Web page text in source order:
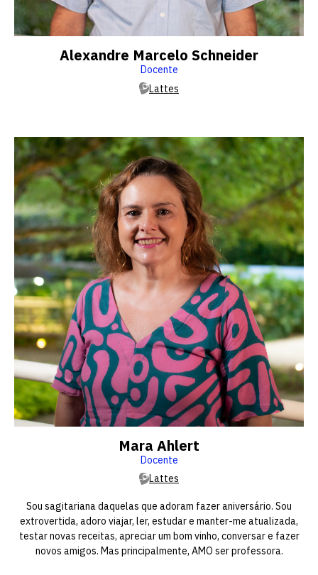
Alexandre Marcelo Schneider
Docente
Lattes
Mara Ahlert
Docente
Lattes
Sou sagitariana daquelas que adoram fazer aniversário. Sou
extrovertida, adoro viajar, ler, estudar e manter-me atualizada,
testar novas receitas, apreciar um bom vinho, conversar e fazer
novos amigos. Mas principalmente, AMO ser professora.
Escolha a vaga que você
quer concorrer:
vagas para início de curso
vagas a partir do 2º ano de curso